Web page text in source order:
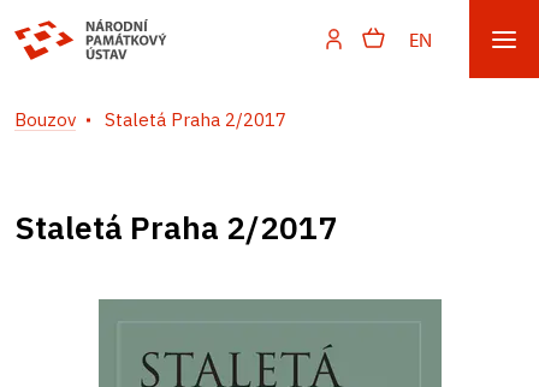
EN
Bouzov Staletá Praha 2/2017
Staletá Praha 2/2017